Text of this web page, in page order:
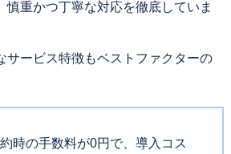
慎重かつ丁寧な対応を徹底していま
サービス特徴もベストファクターの
時の手数料が0円で、導入コス